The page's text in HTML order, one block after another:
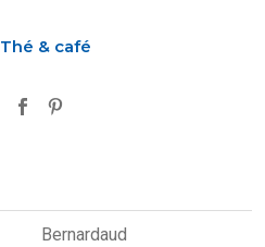
Thé & café
Bernardaud